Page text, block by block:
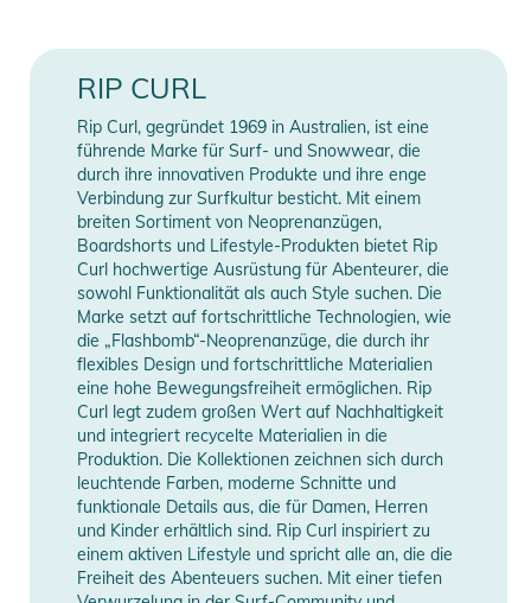
- Flatlocknahtdetail
- elastische Boardshorts-Schlaufe
Produktinformationen und
Sicherheitshinweise
Gebrauchsanweisungen, Sicherheitshinweise und Warnungen
finden Sie direkt am Produkt.
Material
92% Polyamid, 8%
Elasthan
Manufacturer
Information
Herstellerangaben
anzeigen
RIP CURL
Rip Curl, gegründet 1969 in Australien, ist eine
führende Marke für Surf- und Snowwear, die
durch ihre innovativen Produkte und ihre enge
Verbindung zur Surfkultur besticht. Mit einem
breiten Sortiment von Neoprenanzügen,
Boardshorts und Lifestyle-Produkten bietet Rip
Curl hochwertige Ausrüstung für Abenteurer, die
sowohl Funktionalität als auch Style suchen. Die
Marke setzt auf fortschrittliche Technologien, wie
die „Flashbomb“-Neoprenanzüge, die durch ihr
flexibles Design und fortschrittliche Materialien
eine hohe Bewegungsfreiheit ermöglichen. Rip
Curl legt zudem großen Wert auf Nachhaltigkeit
und integriert recycelte Materialien in die
Produktion. Die Kollektionen zeichnen sich durch
leuchtende Farben, moderne Schnitte und
funktionale Details aus, die für Damen, Herren
und Kinder erhältlich sind. Rip Curl inspiriert zu
einem aktiven Lifestyle und spricht alle an, die die
Freiheit des Abenteuers suchen. Mit einer tiefen